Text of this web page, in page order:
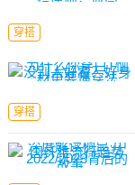
穿搭
穿搭